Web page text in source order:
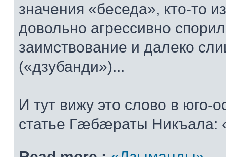
значения «беседа», кто-то
довольно агрессивно
заимствование и далеко
(«дзубанди»)...
И тут вижу это слово в юго-
статье Гæбæраты